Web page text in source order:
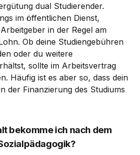
dual Studierender.
im öffentlichen Dienst,
in der Regel am
Ob deine Studiengebühren
oder du weitere
sollte im Arbeitsvertrag
Häufig ist es aber so, dass dein
der Finanzierung des Studiums
bekomme ich nach dem